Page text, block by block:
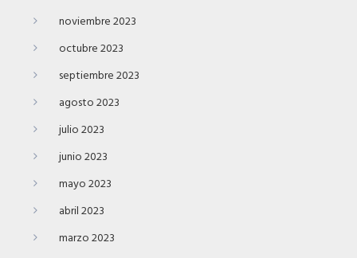
noviembre 2023
octubre 2023
septiembre 2023
agosto 2023
julio 2023
junio 2023
mayo 2023
abril 2023
marzo 2023